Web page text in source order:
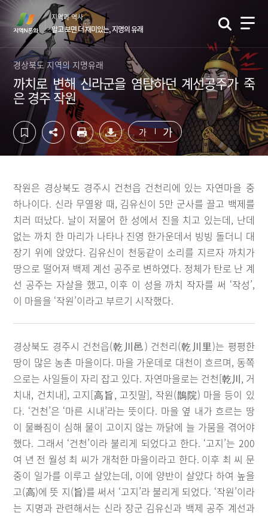
컨
텐
영
하
단
역
지역과 역사
알고 보면 더 재미있는, 지명의 유래
경상북도 지역의 지명유래
까치로 변해 신라군을 염탐하던 계선공주가 죽
은 경주 작원
가 가
작원은 경상북도 경주시 건천읍 건천리에 있는 자연마을 중
하나이다. 신라 무열왕 때, 김유신이 5만 군사를 끌고 백제를
치러 떠났다. 날이 저물어 한 성에서 진을 치고 있는데, 난데
없는 까치 한 마리가 나타나 진영 한가운데서 빙빙 돌더니 대
장기 위에 앉았다. 김유신이 천둥같이 소리를 지르자 까치가
땅으로 떨어져 백제 계선 공주로 변하였다. 정체가 탄로 난 계
선 공주는 자살을 했고, 이후 이 성을 까치 작자를 써 ‘작성’,
이 마을을 ‘작원’이라고 부르기 시작했다.
경상북도 경주시 건천읍(乾川邑) 건천리(乾川里)는 평평한
땅이 많은 농촌 마을이다. 마을 가운데로 대천이 흐르며, 동쪽
으로는 사일들이 자리 잡고 있다. 자연마을로는 건천[乾川, 거
치내, 건치내], 고지[高旨, 고짓말], 작원(鵲院) 마을 등이 있
다. ‘건천’은 ‘마른 시내’라는 뜻이다. 마을 옆 내가 흐르는 땅
이 물빠짐이 심해 물이 고이지 않는 까닭에 늘 가뭄을 겪어야
했다. 그래서 ‘건천’이라 불리게 되었다고 한다. ‘고지’는 200
여 년 전 월성 최 씨가 개척한 마을이라고 한다. 이후 최 씨 문
중이 일가를 이루고 살았는데, 이에 양반이 살았다 하여 높을
고(高)에 뜻 지(旨)를 써서 ‘고지’라 불리게 되었다. ‘작원’이라
는 지명과 관련해서는 신라 장군 김유신과 백제 공주 계선과